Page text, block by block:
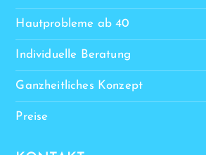
Hautprobleme ab 40
Individuelle Beratung
Ganzheitliches Konzept
Preise